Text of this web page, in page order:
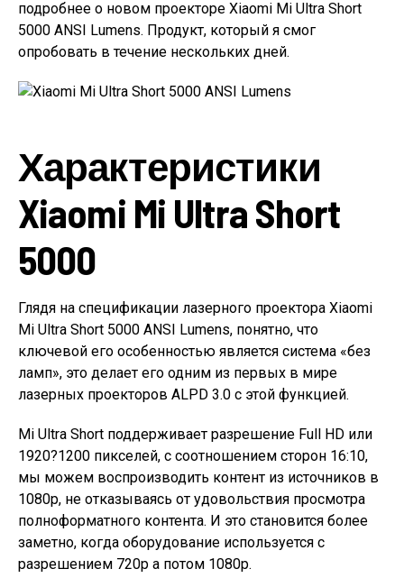
подробнее о новом проекторе Xiaomi Mi Ultra Short
5000 ANSI Lumens. Продукт, который я смог
опробовать в течение нескольких дней.
Характеристики
Xiaomi Mi Ultra Short
5000
Глядя на спецификации лазерного проектора Xiaomi
Mi Ultra Short 5000 ANSI Lumens, понятно, что
ключевой его особенностью является система «без
ламп», это делает его одним из первых в мире
лазерных проекторов ALPD 3.0 с этой функцией.
Mi Ultra Short поддерживает разрешение Full HD или
1920?1200 пикселей, с соотношением сторон 16:10,
мы можем воспроизводить контент из источников в
1080p, не отказываясь от удовольствия просмотра
полноформатного контента. И это становится более
заметно, когда оборудование используется с
разрешением 720p а потом 1080p.